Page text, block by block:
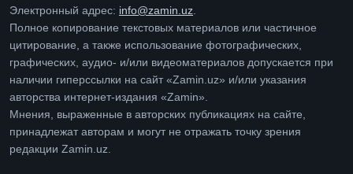
Электронный адрес: info@zamin.uz
Полное копирование текстовых материалов или частичное
цитирование, а также использование фотографических,
графических, аудио- и/или видеоматериалов допускается при
наличии гиперссылки на сайт «Zamin.uz» и/или указания
авторства интернет-издания «Zamin».
Мнения, выраженные в авторских публикациях на сайте,
принадлежат авторам и могут не отражать точку зрения
редакции Zamin.uz.